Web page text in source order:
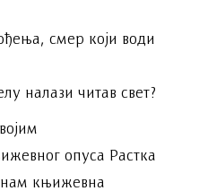
смер који води
налази читав свет?
опуса Растка
нам књижевна